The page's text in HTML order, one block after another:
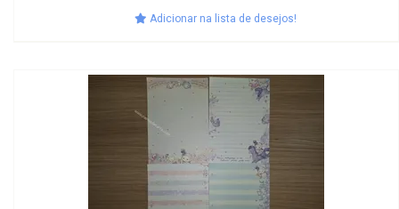
Adicionar na lista de desejos!